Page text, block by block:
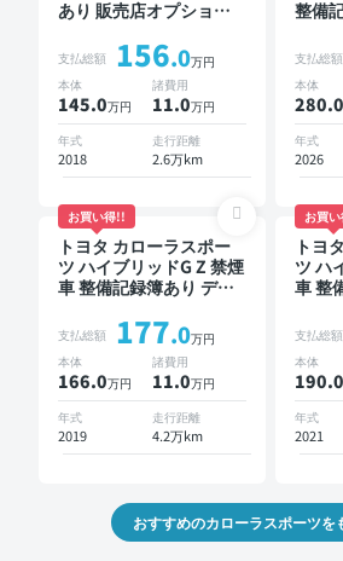
あり 販売店オプション
スマートキー ETC バッ
クモニター ドライブレ
コーダー 衝突軽減
支払総額 156.0万円
本体
145.0万円
諸費用
11.0万円
年式
2018
走行距離
2.6万km
整備
キッ
TV ブ
モニ
ズ ワ
ート
ニタ
ダー
支払総額
本体
280.0
年式
2026
お買い得!!
トヨタ カローラスポー
ツ ハイブリッドG Z 禁煙
車 整備記録簿あり ディ
ブラインドスポットモニ
ター デジタルインナー
ミラー オートクルーズ
スマートキー ETC バッ
クモニター ドライブレ
コーダー 衝突軽減
支払総額 177.0万円
本体
166.0万円
諸費用
11.0万円
年式
2019
走行距離
4.2万km
お買
トヨ
ツ ハ
車 整
ビキ
ルー
ETC
ライ
軽減
支払総額
本体
190.0
年式
2021
おすすめのカローラスポーツを